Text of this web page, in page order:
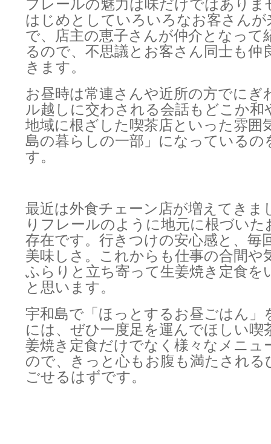
フレールの魅力は味だけではありま
はじめとしていろいろなお客さんが
で、店主の恵子さんが仲介となって
るので、不思議とお客さん同士も仲
きます。
お昼時は常連さんや近所の方でにぎ
ル越しに交わされる会話もどこか和
地域に根ざした喫茶店といった雰囲
島の暮らしの一部」になっているの
す。
最近は外食チェーン店が増えてきま
りフレールのように地元に根づいた
存在です。行きつけの安心感と、毎
美味しさ。これからも仕事の合間や
ふらりと立ち寄って生姜焼き定食を
と思います。
宇和島で「ほっとするお昼ごはん」
には、ぜひ一度足を運んでほしい喫
姜焼き定食だけでなく様々なメニュ
ので、きっと心もお腹も満たされる
ごせるはずです。